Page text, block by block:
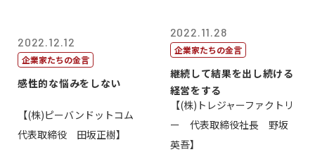
2022.12.12
企業家たちの金言
感性的な悩みをしない
【(株)ピーバンドットコム
代表取締役 田坂正樹】
2022.11.28
企業家たちの金言
継続して結果を出し続ける
経営をする
【(株)トレジャーファクトリ
ー 代表取締役社長 野坂
英吾】